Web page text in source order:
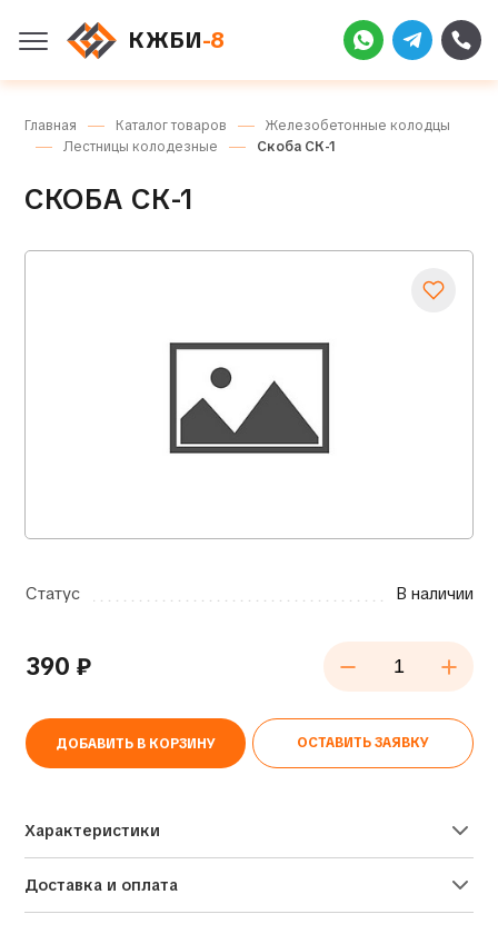
КЖБИ-8
Главная Каталог товаров
Железобетонные колодцы
Лестницы колодезные
Скоба СК-1
СКОБА СК-1
Статус В наличии
390 ₽
ДОБАВИТЬ В КОРЗИНУ ОСТАВИТЬ ЗАЯВКУ
Характеристики
Доставка и оплата